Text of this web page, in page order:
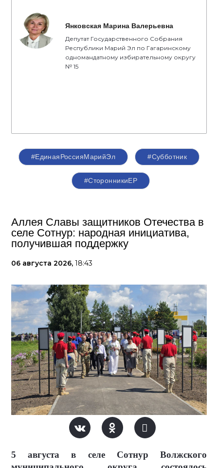
Янковская Марина Валерьевна
Депутат Государственного Собрания
Республики Марий Эл по Гагаринскому
одномандатному избирательному округу
№ 15
#ЕдинаяРоссияМарийЭл #Субботник
#СторонникиЕР
Аллея Славы защитников Отечества в
селе Сотнур: народная инициатива,
получившая поддержку
06 августа 2026, 18:43
5 августа в селе Сотнур Волжского